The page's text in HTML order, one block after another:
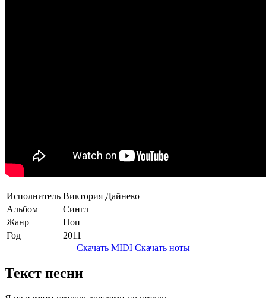
Исполнитель Виктория Дайнеко
Альбом
Сингл
Жанр
Поп
Год
2011
Скачать MIDI Скачать ноты
Текст песни